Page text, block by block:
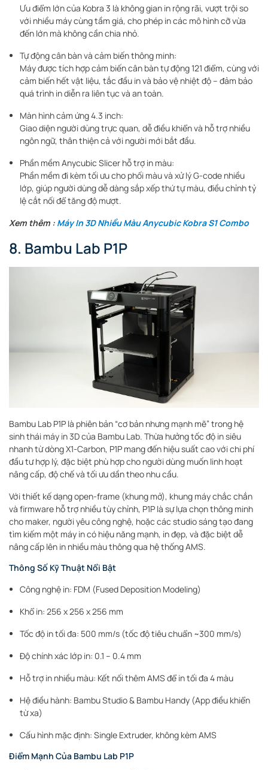
Ưu điểm lớn của Kobra 3 là không gian in rộng rãi, vượt trội so
với nhiều máy cùng tầm giá, cho phép in các mô hình cỡ vừa
đến lớn mà không cần chia nhỏ.
Tự động cân bàn và cảm biến thông minh:
Máy được tích hợp cảm biến cân bàn tự động 121 điểm, cùng với
cảm biến hết vật liệu, tắc đầu in và bảo vệ nhiệt độ – đảm bảo
quá trình in diễn ra liên tục và an toàn.
Màn hình cảm ứng 4.3 inch:
Giao diện người dùng trực quan, dễ điều khiển và hỗ trợ nhiều
ngôn ngữ, thân thiện cả với người mới bắt đầu.
Phần mềm Anycubic Slicer hỗ trợ in màu:
Phần mềm đi kèm tối ưu cho phối màu và xử lý G-code nhiều
lớp, giúp người dùng dễ dàng sắp xếp thứ tự màu, điều chỉnh tỷ
lệ cắt nối để tăng độ mượt.
Xem thêm : Máy In 3D Nhiều Màu Anycubic Kobra S1 Combo
8. Bambu Lab P1P
Bambu Lab P1P là phiên bản “cơ bản nhưng mạnh mẽ” trong hệ
sinh thái máy in 3D của Bambu Lab. Thừa hưởng tốc độ in siêu
nhanh từ dòng X1-Carbon, P1P mang đến hiệu suất cao với chi phí
đầu tư hợp lý, đặc biệt phù hợp cho người dùng muốn linh hoạt
nâng cấp, độ chế và tối ưu dần theo nhu cầu.
Với thiết kế dạng open-frame (khung mở), khung máy chắc chắn
và firmware hỗ trợ nhiều tùy chỉnh, P1P là sự lựa chọn thông minh
cho maker, người yêu công nghệ, hoặc các studio sáng tạo đang
tìm kiếm một máy in có hiệu năng mạnh, in đẹp, và đặc biệt dễ
nâng cấp lên in nhiều màu thông qua hệ thống AMS.
Thông Số Kỹ Thuật Nổi Bật
Công nghệ in: FDM (Fused Deposition Modeling)
Khổ in: 256 x 256 x 256 mm
Tốc độ in tối đa: 500 mm/s (tốc độ tiêu chuẩn ~300 mm/s)
Độ chính xác lớp in: 0.1 – 0.4 mm
Hỗ trợ in nhiều màu: Kết nối thêm AMS để in tối đa 4 màu
Hệ điều hành: Bambu Studio & Bambu Handy (App điều khiển
từ xa)
Cấu hình mặc định: Single Extruder, không kèm AMS
Điểm Mạnh Của Bambu Lab P1P